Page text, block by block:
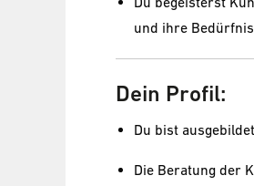
und ihre
Dein Profil:
Du bist
Die Beratung der